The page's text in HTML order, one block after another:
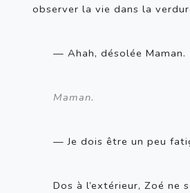
observer la vie dans la
— Ahah, désolée Maman.
Maman.
— Je dois être un peu
Dos à l’extérieur, Zoé ne